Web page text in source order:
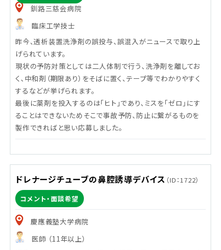
釧路三慈会病院
臨床工学技士
昨今、透析装置洗浄剤の誤投与、誤混入がニュースで取り上
げられています。
現状の予防対策としては二人体制で行う、洗浄剤を離してお
く、中和剤（期限あり）をそばに置く、テープ等でわかりやすく
するなどが挙げられます。
最後に薬剤を投入するのは「ヒト」であり、ミスを「ゼロ」にす
ることはできないためそこで事故予防、防止に繋がるものを
製作できればと思い応募しました。
ドレナージチューブの鼻腔誘導デバイス （ID：1722）
コメント・面談希望
慶應義塾大学病院
医師 （11年以上）